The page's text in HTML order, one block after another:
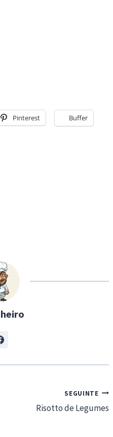
Pinterest Buffer
SEGUINTE
Risotto de Legumes